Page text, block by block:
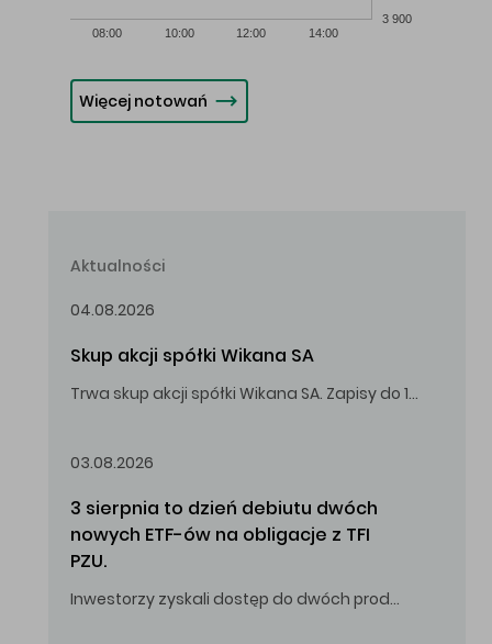
08:00 10:00 12:00 14:00
3 900
Więcej notowań
Aktualności
04.08.2026
Skup akcji spółki Wikana SA
Trwa skup akcji spółki Wikana SA. Zapisy do 14.08.2026 r. do godz. 16.00.
03.08.2026
3 sierpnia to dzień debiutu dwóch
nowych ETF-ów na obligacje z TFI
PZU.
Inwestorzy zyskali dostęp do dwóch produktów umożliwiających inwestowanie w obligacje skarbowe.